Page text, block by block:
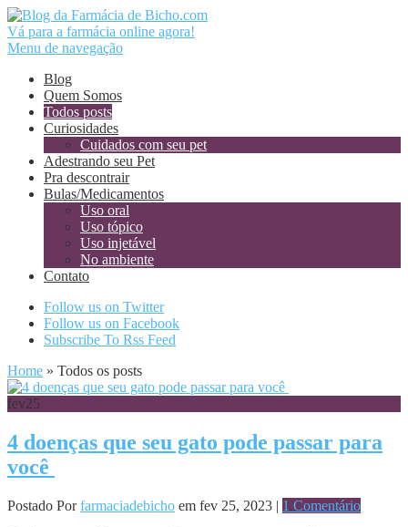
Vá para a farmácia online agora!
Menu de navegação
Blog
Quem Somos
Todos posts
Curiosidades
Cuidados com seu pet
Adestrando seu Pet
Pra descontrair
Bulas/Medicamentos
Uso oral
Uso tópico
Uso injetável
No ambiente
Contato
Follow us on Twitter
Follow us on Facebook
Subscribe To Rss Feed
Home » Todos os posts
fev25
4 doenças que seu gato pode passar para
você
Postado Porfarmaciadebicho em fev 25, 2023 | 1 Comentário